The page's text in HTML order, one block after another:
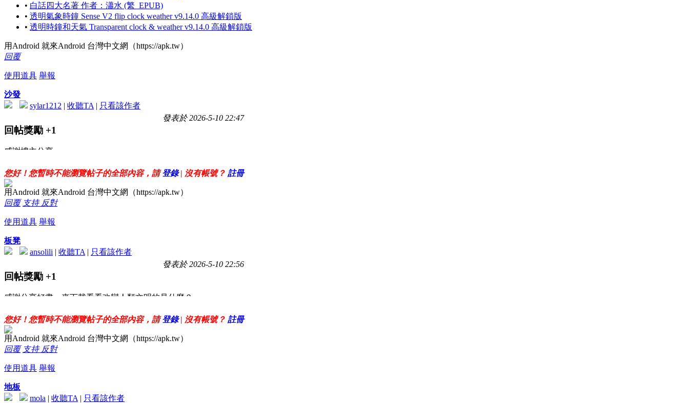
• 白話四大名著 作者：瀟水 (繁_EPUB)
• 透明氣象時鐘 Sense V2 flip clock weather v9.14.0 高級解鎖版
• 透明時鐘和天氣 Transparent clock & weather v9.14.0 高級解鎖版
用Android 就來Android 台灣中文網（https://apk.tw）
回覆
使用道具 舉報
沙發
sylar1212 | 收聽TA | 只看該作者
發表於 2026-5-10 22:47
回帖獎勵 +1
感謝樓主分享
您好！您暫時不能瀏覽帖子的全部內容，請登錄 | 沒有帳號？ 註冊
用Android 就來Android 台灣中文網（https://apk.tw）
回覆 支持 反對
使用道具 舉報
板凳
ansolili | 收聽TA | 只看該作者
發表於 2026-5-10 22:56
回帖獎勵 +1
感謝分享好書，來下載看看改變人類文明的是什麼？
您好！您暫時不能瀏覽帖子的全部內容，請登錄 | 沒有帳號？ 註冊
用Android 就來Android 台灣中文網（https://apk.tw）
回覆 支持 反對
使用道具 舉報
地板
mola | 收聽TA | 只看該作者